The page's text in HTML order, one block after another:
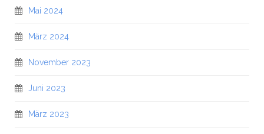
Mai 2024
März 2024
November 2023
Juni 2023
März 2023